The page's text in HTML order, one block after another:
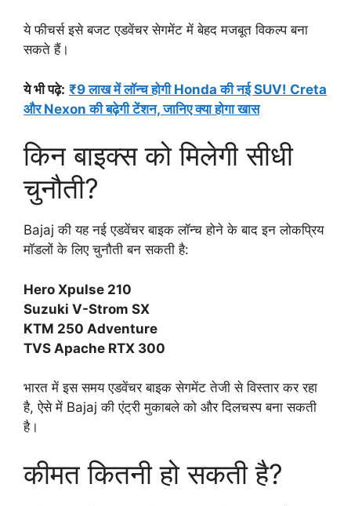
ये फीचर्स इसे बजट एडवेंचर सेगमेंट में बेहद मजबूत विकल्प बना
सकते हैं।
ये भी पढ़े: ₹9 लाख में लॉन्च होगी Honda की नई SUV! Creta
और Nexon की बढ़ेगी टेंशन, जानिए क्या होगा खास
किन बाइक्स को मिलेगी सीधी
चुनौती?
Bajaj की यह नई एडवेंचर बाइक लॉन्च होने के बाद इन लोकप्रिय
मॉडलों के लिए चुनौती बन सकती है:
Hero Xpulse 210
Suzuki V-Strom SX
KTM 250 Adventure
TVS Apache RTX 300
भारत में इस समय एडवेंचर बाइक सेगमेंट तेजी से विस्तार कर रहा
है, ऐसे में Bajaj की एंट्री मुकाबले को और दिलचस्प बना सकती
है।
कीमत कितनी हो सकती है?